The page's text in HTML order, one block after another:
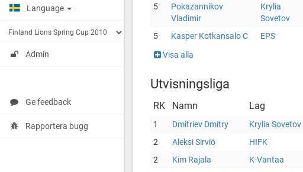
Language
Admin
Ge feedback
Rapportera bugg
5
Pokazannikov
Vladimir
Krylia
Sovetov
5 Kasper Kotkansalo C EPS
Visa alla
Utvisningsliga
RK Namn Lag
1 Dmitriev Dmitry Krylia Sovetov
2
Aleksi Sirviö HIFK
2
Kim Rajala K-Vantaa